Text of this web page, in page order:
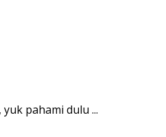
pahami dulu ...